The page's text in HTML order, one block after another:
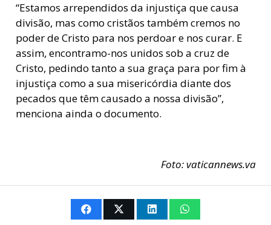
“Estamos arrependidos da injustiça que causa
divisão, mas como cristãos também cremos no
poder de Cristo para nos perdoar e nos curar. E
assim, encontramo-nos unidos sob a cruz de
Cristo, pedindo tanto a sua graça para por fim à
injustiça como a sua misericórdia diante dos
pecados que têm causado a nossa divisão”,
menciona ainda o documento.
Foto: vaticannews.va